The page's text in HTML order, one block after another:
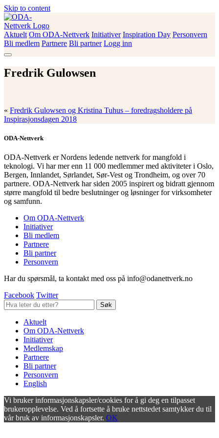
Skip to content
ODA-Nettverk
Aktuelt Om ODA-Nettverk Initiativer Inspiration Day Personvern
Bli medlem Partnere Bli partner Logg inn
Fredrik Gulowsen
« Fredrik Gulowsen og Kristina Tuhus – foredragsholdere på
Inspirasjonsdagen 2018
ODA-Nettverk
ODA-Nettverk er Nordens ledende nettverk for mangfold i
teknologi. Vi har mer enn 11 000 medlemmer med aktiviteter i Oslo,
Bergen, Innlandet, Sørlandet, Sør-Vest og Trondheim, og over 70
partnere. ODA-Nettverk har siden 2005 inspirert og bidratt gjennom
større mangfold til bedre beslutninger og løsninger for virksomheter
og samfunn.
Om ODA-Nettverk
Initiativer
Bli medlem
Partnere
Bli partner
Personvern
Har du spørsmål, ta kontakt med oss på info@odanettverk.no
Facebook Twitter
Aktuelt
Om ODA-Nettverk
Initiativer
Medlemskap
Partnere
Bli partner
Personvern
English
Vi bruker informasjonskapsler/cookies for å gi deg en tilpasset
brukeropplevelse. Ved å fortsette å bruke nettstedet samtykker du til
vår bruk av informasjonskapsler. OK